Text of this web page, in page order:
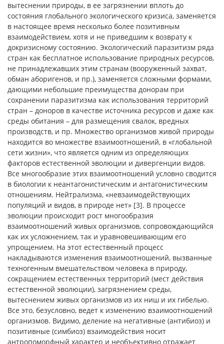
вытеснении природы, в ее загрязнении вплоть до
состояния глобального экологического кризиса, заменяется
в настоящее время несколько более позитивным
взаимодействием, хотя и не приведшим к возврату к
докризисному состоянию. Экологический паразитизм ряда
стран как бесплатное использование природных ресурсов,
не принадлежавших этим странам (вооруженный захват,
обман аборигенов, и пр.), заменяется сложными формами,
дающими небольшие преимущества донорам при
сохранении паразитизма как использования территорий
стран – доноров в качестве источника ресурсов и даже как
среды обитания – для размещения свалок, вредных
производств, и пр. Множество организмов живой природы
находится во множестве взаимоотношений, в «глобальной
сети жизни», что является одним из определяющих
факторов естественной эволюции и дивергенции видов.
Все многообразие этих взаимоотношений условно сводится
в биологии к неантагонистическим и антагонистическим
отношениям. Нейтрализма, «невзаимодействующих
популяций и видов, в природе нет» [3]. В процессе
эволюции происходит рост многообразия
взаимоотношений живых организмов, сопровождающийся
как их усложнением, так и уравновешивающим его
упрощением. На этот естественный процесс
накладываются изменения взаимоотношений, вызванные
техногенным вмешательством человека в природу,
сокращением естественных территорий (мест действия
естественной эволюции), загрязнением среды,
вытеснением живых организмов из их ниш и их гибелью.
Все это, безусловно, ведет к изменению взаимоотношений
организмов. Видимо, деление на негативные (антибиоз) и
позитивные (симбиоз) взаимодействия носит
антропоморфный характер и необъективно отражает